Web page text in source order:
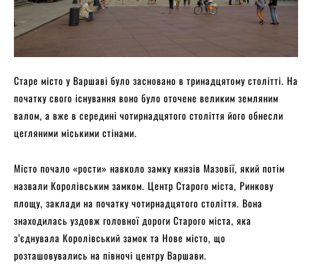
Старе місто у Варшаві було засновано в тринадцятому столітті. На
початку свого існування воно було оточене великим земляним
валом, а вже в середині чотирнадцятого століття його обнесли
цегляними міськими стінами.
Місто почало «рости» навколо замку князів Мазовії, який потім
назвали Королівським замком. Центр Старого міста, Ринкову
площу, заклади на початку чотирнадцятого століття. Вона
знаходилась уздовж головної дороги Старого міста, яка
з’єднувала Королівський замок та Нове місто, що
розташовувались на півночі центру Варшави.